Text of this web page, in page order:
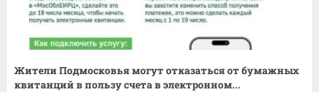
Жители Подмосковья могут отказаться от бумажных
квитанций в пользу счета в электронном...